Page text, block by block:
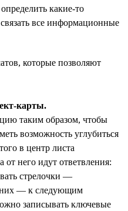
какие-то
все информационные
которые позволяют
карты.
таким образом, чтобы
возможность углубиться
в центр листа
от него идут ответвления:
стрелочки —
них — к следующим
записывать ключевые